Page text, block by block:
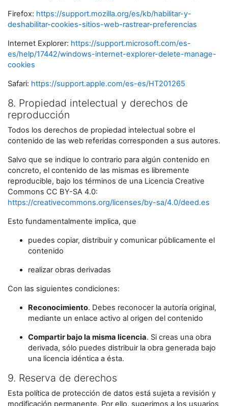
Firefox: https://support.mozilla.org/es/kb/habilitar-y-
deshabilitar-cookies-sitios-web-rastrear-preferencias
Internet Explorer: https://support.microsoft.com/es-
es/help/17442/windows-internet-explorer-delete-manage-
cookies
Safari: https://support.apple.com/es-es/HT201265
8. Propiedad intelectual y derechos de
reproducción
Todos los derechos de propiedad intelectual sobre el
contenido de las web referidas corresponden a sus autores.
Salvo que se indique lo contrario para algún contenido en
concreto, el contenido de las mismas es libremente
reproducible, bajo los términos de una Licencia Creative
Commons CC BY-SA 4.0:
https://creativecommons.org/licenses/by-sa/4.0/deed.es
Esto fundamentalmente implica, que
puedes copiar, distribuir y comunicar públicamente el
contenido
realizar obras derivadas
Con las siguientes condiciones:
Reconocimiento. Debes reconocer la autoría original,
mediante un enlace activo al origen del contenido
Compartir bajo la misma licencia. Si creas una obra
derivada, sólo puedes distribuir la obra generada bajo
una licencia idéntica a ésta.
9. Reserva de derechos
Esta política de protección de datos está sujeta a revisión y
modificación permanente. Por ello, sugerimos a los usuarios